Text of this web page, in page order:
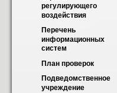
регулирующего
воздействия
Перечень
информационных
систем
План проверок
Подведомственное
учреждение